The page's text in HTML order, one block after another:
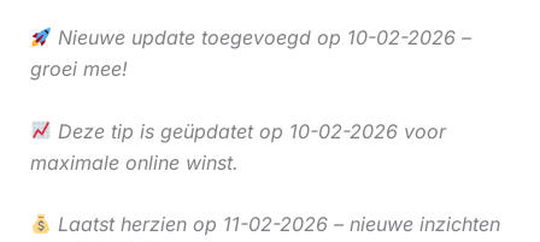
Nieuwe update toegevoegd op 10-02-2026 –
groei mee!
Deze tip is geüpdatet op 10-02-2026 voor
maximale online winst.
Laatst herzien op 11-02-2026 – nieuwe inzichten